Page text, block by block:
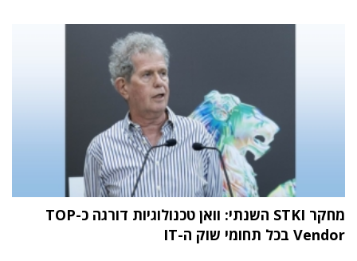
מחקר STKI השנתי: וואן טכנולוגיות דורגה כ-TOP
Vendor בכל תחומי שוק ה-IT